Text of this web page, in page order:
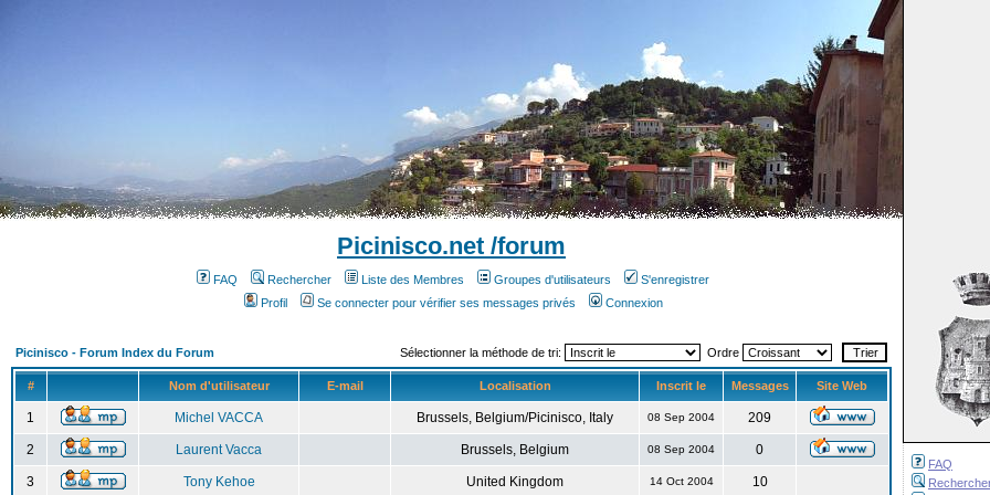
FAQ
Picinisco.net /forum
FAQ Rechercher Liste des Membres Groupes d'utilisateurs
S'enregistrer
Profil
Se connecter pour vérifier ses messages privés Connexion
Picinisco - Forum Index du Forum Sélectionner la méthode de tri: Ordre
# Nom d'utilisateur E-mail Localisation Inscrit le Messages Site Web
1 Michel VACCA Brussels, Belgium/Picinisco, Italy 08 Sep 2004 209
2 Laurent Vacca Brussels, Belgium 08 Sep 2004 0
3 Tony Kehoe United Kingdom 14 Oct 2004 10